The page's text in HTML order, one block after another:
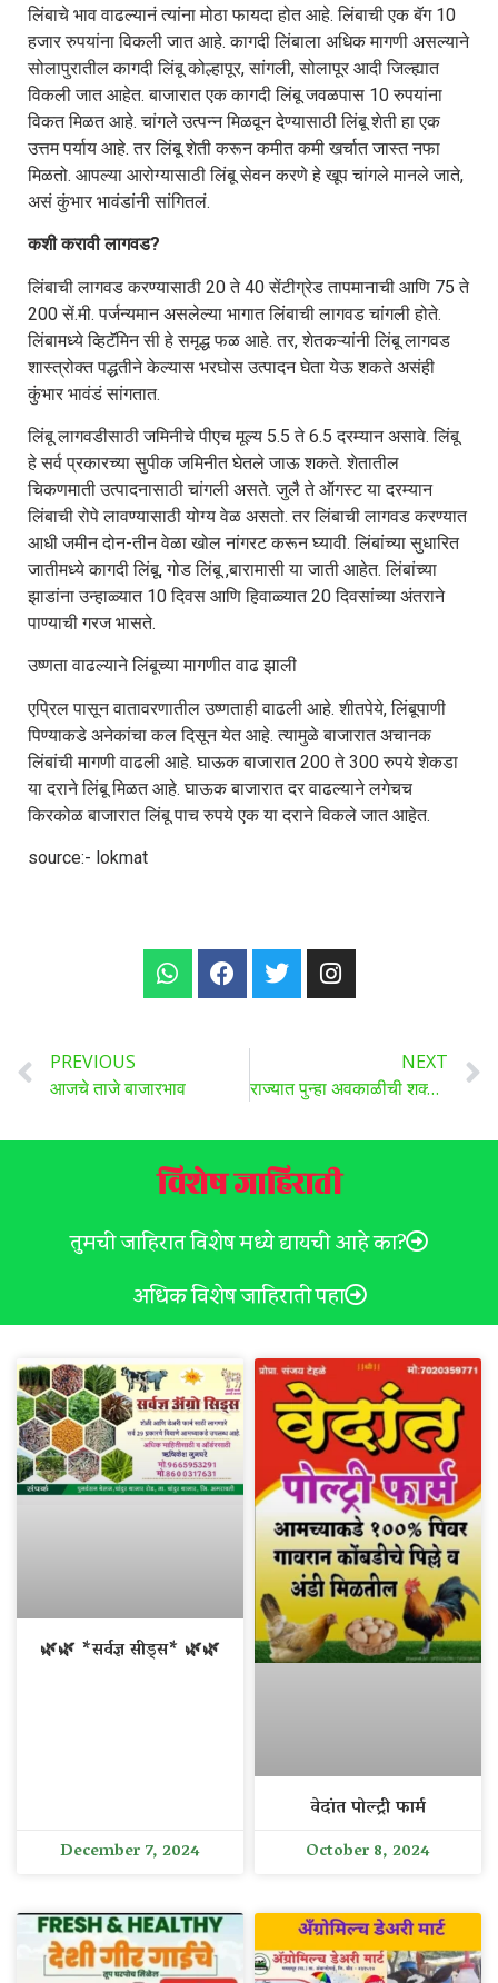
लिंबाचे भाव वाढल्यानं त्यांना मोठा फायदा होत आहे. लिंबाची एक बॅग 10
हजार रुपयांना विकली जात आहे. कागदी लिंबाला अधिक मागणी असल्याने
सोलापुरातील कागदी लिंबू कोल्हापूर, सांगली, सोलापूर आदी जिल्ह्यात
विकली जात आहेत. बाजारात एक कागदी लिंबू जवळपास 10 रुपयांना
विकत मिळत आहे. चांगले उत्पन्न मिळवून देण्यासाठी लिंबू शेती हा एक
उत्तम पर्याय आहे. तर लिंबू शेती करून कमीत कमी खर्चात जास्त नफा
मिळतो. आपल्या आरोग्यासाठी लिंबू सेवन करणे हे खूप चांगले मानले जाते,
असं कुंभार भावंडांनी सांगितलं.
कशी करावी लागवड?
लिंबाची लागवड करण्यासाठी 20 ते 40 सेंटीग्रेड तापमानाची आणि 75 ते
200 सें.मी. पर्जन्यमान असलेल्या भागात लिंबाची लागवड चांगली होते.
लिंबामध्ये व्हिटॅमिन सी हे समृद्ध फळ आहे. तर, शेतकऱ्यांनी लिंबू लागवड
शास्त्रोक्त पद्धतीने केल्यास भरघोस उत्पादन घेता येऊ शकते असंही
कुंभार भावंडं सांगतात.
लिंबू लागवडीसाठी जमिनीचे पीएच मूल्य 5.5 ते 6.5 दरम्यान असावे. लिंबू
हे सर्व प्रकारच्या सुपीक जमिनीत घेतले जाऊ शकते. शेतातील
चिकणमाती उत्पादनासाठी चांगली असते. जुलै ते ऑगस्ट या दरम्यान
लिंबाची रोपे लावण्यासाठी योग्य वेळ असतो. तर लिंबाची लागवड करण्यात
आधी जमीन दोन-तीन वेळा खोल नांगरट करून घ्यावी. लिंबांच्या सुधारित
जातीमध्ये कागदी लिंबू, गोड लिंबू ,बारामासी या जाती आहेत. लिंबांच्या
झाडांना उन्हाळ्यात 10 दिवस आणि हिवाळ्यात 20 दिवसांच्या अंतराने
पाण्याची गरज भासते.
उष्णता वाढल्याने लिंबूच्या मागणीत वाढ झाली
एप्रिल पासून वातावरणातील उष्णताही वाढली आहे. शीतपेये, लिंबूपाणी
पिण्याकडे अनेकांचा कल दिसून येत आहे. त्यामुळे बाजारात अचानक
लिंबांची मागणी वाढली आहे. घाऊक बाजारात 200 ते 300 रुपये शेकडा
या दराने लिंबू मिळत आहे. घाऊक बाजारात दर वाढल्याने लगेचच
किरकोळ बाजारात लिंबू पाच रुपये एक या दराने विकले जात आहेत.
source:- lokmat
PREVIOUS
आजचे ताजे बाजारभाव
NEXT
राज्यात पुन्हा अवकाळीची शक्यता, एप्रिल अखेरपर्यंत पावसाचा अंदाज, घ्या काळजी.
विशेष जाहिराती
तुमची जाहिरात विशेष मध्ये द्यायची आहे का?
अधिक विशेष जाहिराती पहा
🌿🌿 *सर्वज्ञ सीड्स* 🌿🌿
December 7, 2024
वेदांत पोल्ट्री फार्म
October 8, 2024